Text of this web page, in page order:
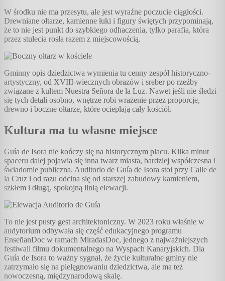
W środku nie ma przesytu, ale jest wyraźne poczucie ciągłości.
Drewniane ołtarze, kamienne łuki i figury świętych przypominają,
że to nie jest punkt do szybkiego odhaczenia, tylko parafia, która
przez stulecia rosła razem z miejscowością.
Gminny opis dziedzictwa wymienia tu cenny zespół historyczno-
artystyczny, od XVIII-wiecznych obrazów i sreber po rzeźby
związane z kultem Nuestra Señora de la Luz. Nawet jeśli nie śledzi
się tych detali osobno, wnętrze robi wrażenie przez proporcje,
drewno i boczne ołtarze, które ocieplają cały kościół.
Kultura ma tu własne miejsce
Guía de Isora nie kończy się na historycznym placu. Kilka minut
spaceru dalej pojawia się inna twarz miasta, bardziej współczesna i
świadomie publiczna. Auditorio de Guía de Isora stoi przy Calle de
la Cruz i od razu odcina się od starszej zabudowy kamieniem,
szkłem i długą, spokojną linią elewacji.
To nie jest pusty gest architektoniczny. W 2023 roku właśnie w
audytorium odbywała się część edukacyjnego programu
EnseñanDoc w ramach MiradasDoc, jednego z najważniejszych
festiwali filmu dokumentalnego na Wyspach Kanaryjskich. Dla
Guía de Isora to ważny sygnał, że życie kulturalne gminy nie
zatrzymało się na pielęgnowaniu dziedzictwa, ale ma też
nowoczesną, międzynarodową skalę.